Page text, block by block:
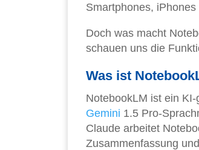
Smartphones,
Doch was macht
schauen uns die
Was ist
NotebookLM ist ein
Gemini 1.5 Pro-
Claude arbeitet
Zusammenfassung